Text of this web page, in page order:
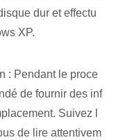
dur et effectu
XP.
: Pendant le proce
de fournir des inf
Suivez l
de lire attentivem